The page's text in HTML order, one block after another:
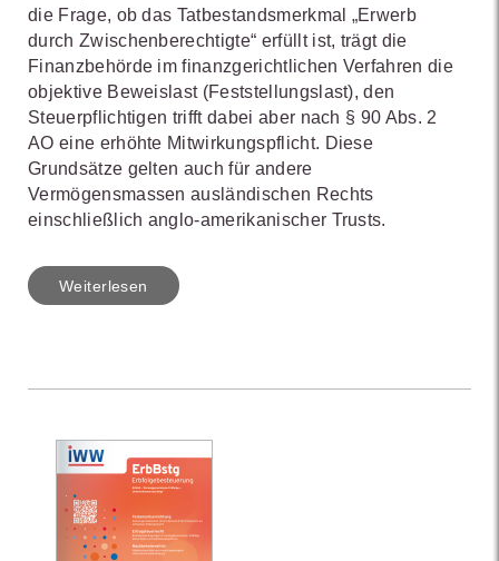
die Frage, ob das Tatbestandsmerkmal „Erwerb
durch Zwischenberechtigte“ erfüllt ist, trägt die
Finanzbehörde im finanzgerichtlichen Verfahren die
objektive Beweislast (Feststellungslast), den
Steuerpflichtigen trifft dabei aber nach § 90 Abs. 2
AO eine erhöhte Mitwirkungspflicht. Diese
Grundsätze gelten auch für andere
Vermögensmassen ausländischen Rechts
einschließlich anglo-amerikanischer Trusts.
Weiterlesen